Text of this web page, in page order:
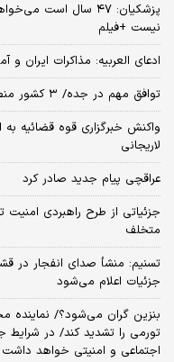
پزشکیان: ۴۷ سال
نیست +فیلم
ادعای العربیه: مذاکرات ایران
توافق مهم در جده/ ۳ کشور منطقه توافقنامه نظامی امضا می‌کنند
واکنش خبرگزاری قوه قضائیه
لاریجانی
عراقچی پیام جدید صادر کرد
متخلف
تسنیم: منشأ صدای انفجار در
جزئیات اعلام می‌شود
بنزین گران می‌شود؟/ نماینده
تورمی را تشدید کند/ در شرایط
اجتماعی و امنیتی خواهد داشت